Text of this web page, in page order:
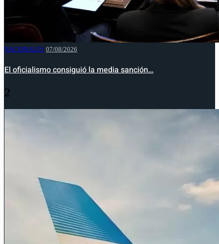
NACIONALES 07/08/2026
El oficialismo consiguió la media sanción…
2